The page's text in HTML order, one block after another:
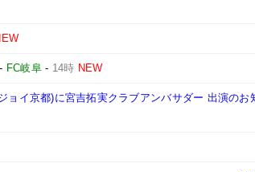
- FC岐阜- 14時 NEW
イ京都)に宮吉拓実クラブアンバサダー 出演のお